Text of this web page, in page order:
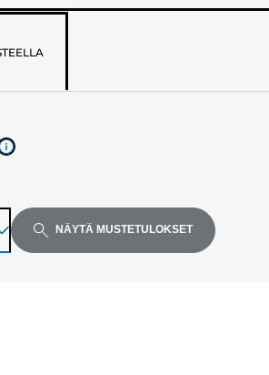
NÄYTÄ MUSTETULOKSET